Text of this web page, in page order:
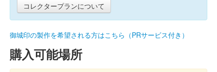
コレクタープランについて
御城印の製作を希望される方はこちら（PRサービス付き）
購入可能場所